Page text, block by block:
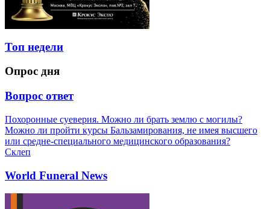
Топ недели
Опрос дня
Вопрос ответ
Похоронные суеверия. Можно ли брать землю с могилы?
Можно ли пройти курсы Бальзамирования, не имея высшего
или средне-специального медицинского образования?
Склеп
World Funeral News